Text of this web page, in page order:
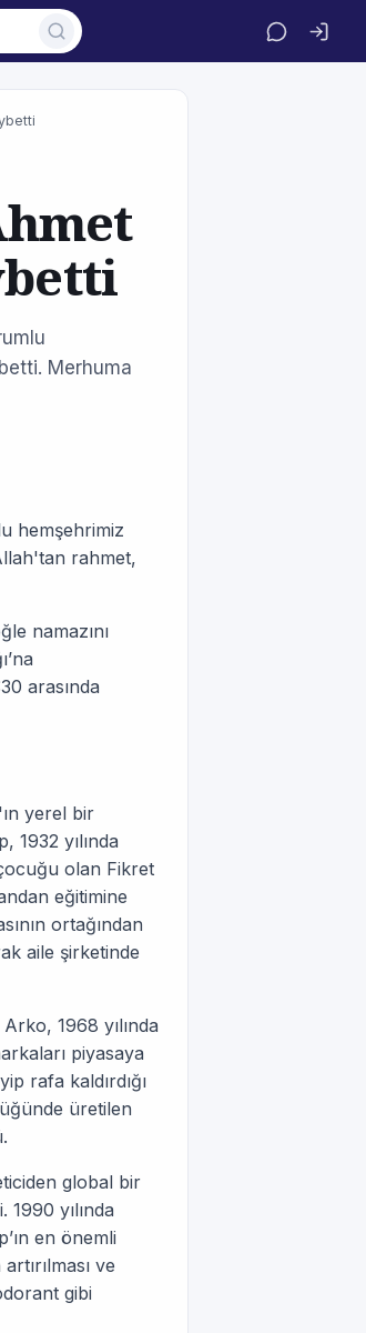
Merhuma
hemşehrimiz
rahmet,
namazını
arasında
yerel bir
1932 yılında
olan Fikret
eğitimine
ortağından
aile şirketinde
1968 yılında
piyasaya
rafa kaldırdığı
üretilen
global bir
yılında
en önemli
ve
gibi